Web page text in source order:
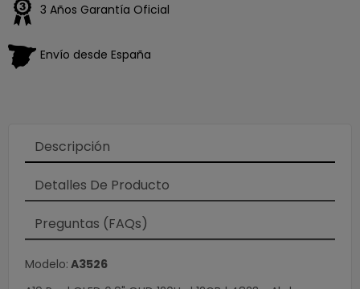
3 Años Garantía Oficial
Envío desde España
Descripción
Detalles De Producto
Preguntas (FAQs)
Modelo: A3526